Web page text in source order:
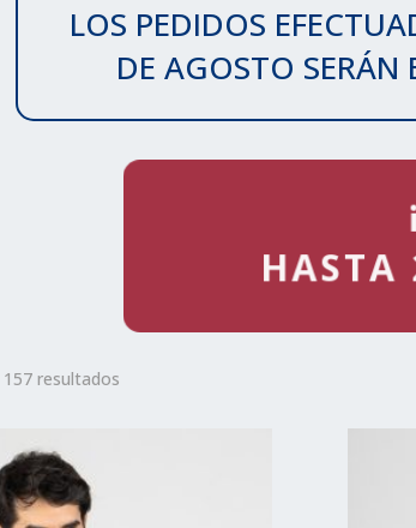
LOS PEDIDOS
DE AGOSTO
resultados